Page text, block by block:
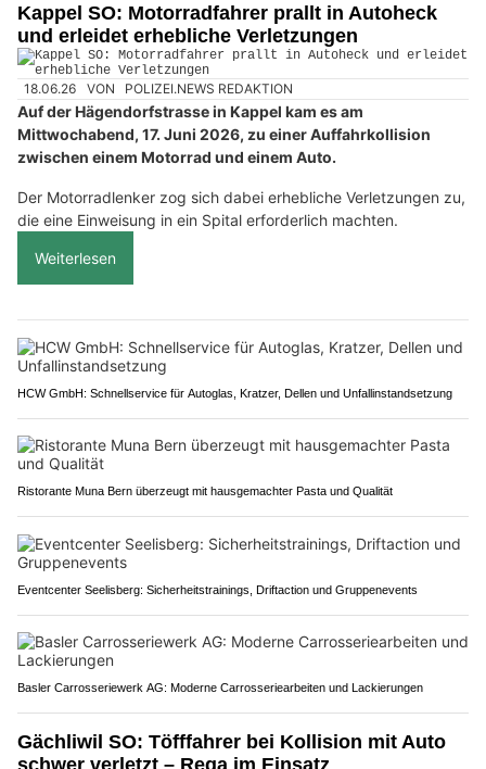
Kappel SO: Motorradfahrer prallt in Autoheck
und erleidet erhebliche Verletzungen
18.06.26 VON POLIZEI.NEWS REDAKTION
Auf der Hägendorfstrasse in Kappel kam es am
Mittwochabend, 17. Juni 2026, zu einer Auffahrkollision
zwischen einem Motorrad und einem Auto.
Der Motorradlenker zog sich dabei erhebliche Verletzungen zu,
die eine Einweisung in ein Spital erforderlich machten.
Weiterlesen
HCW GmbH: Schnellservice für Autoglas, Kratzer, Dellen und Unfallinstandsetzung
Ristorante Muna Bern überzeugt mit hausgemachter Pasta und Qualität
Eventcenter Seelisberg: Sicherheitstrainings, Driftaction und Gruppenevents
Basler Carrosseriewerk AG: Moderne Carrosseriearbeiten und Lackierungen
Gächliwil SO: Töfffahrer bei Kollision mit Auto
schwer verletzt – Rega im Einsatz